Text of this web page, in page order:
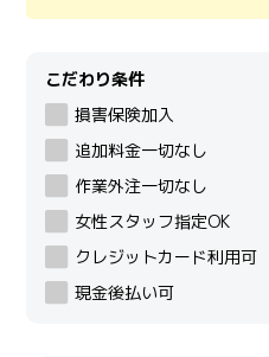
こだわり条件
損害保険加入
追加料金一切なし
作業外注一切なし
女性スタッフ指定OK
クレジットカード利用可
現金後払い可